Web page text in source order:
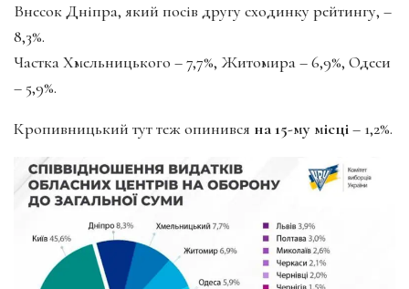
Внесок Дніпра, який посів другу сходинку рейтингу, –
8,3%.
Частка Хмельницького – 7,7%, Житомира – 6,9%, Одеси
– 5,9%.
Кропивницький тут теж опинився на 15-му місці– 1,2%.